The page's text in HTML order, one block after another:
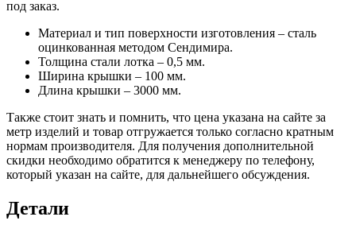
под заказ.
Материал и тип поверхности изготовления – сталь
оцинкованная методом Сендимира.
Толщина стали лотка – 0,5 мм.
Ширина крышки – 100 мм.
Длина крышки – 3000 мм.
Также стоит знать и помнить, что цена указана на сайте за
метр изделий и товар отгружается только согласно кратным
нормам производителя. Для получения дополнительной
скидки необходимо обратится к менеджеру по телефону,
который указан на сайте, для дальнейшего обсуждения.
Детали